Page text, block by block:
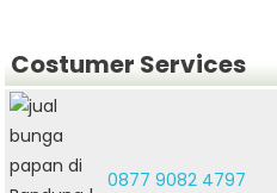
Costumer Services
0877 9082 4797